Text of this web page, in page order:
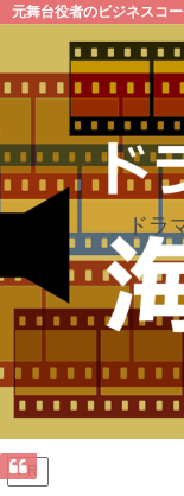
元舞台役者のビジネスコ
ドラ
PR